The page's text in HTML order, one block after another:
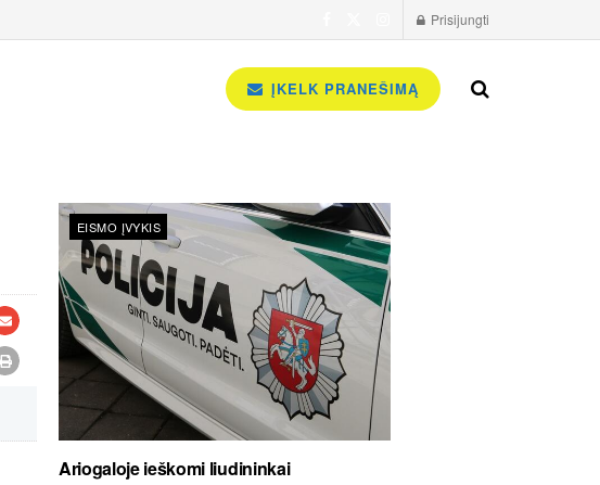
Prisijungti
ĮKELK PRANEŠIMĄ
EISMO ĮVYKIS
Ariogaloje ieškomi liudininkai